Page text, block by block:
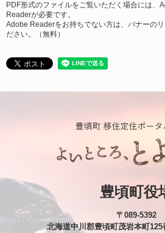
PDF形式のファイルをご覧いただく場合には、
Readerが必要です。
Adobe Readerをお持ちでない方は、バナーの
ださい。（無料）
豊頃町役
〒089-5392
北海道中川郡豊頃町茂岩本町